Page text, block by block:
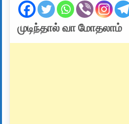
முடிந்தால் வா மோதலாம்